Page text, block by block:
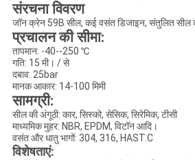
संरचना विवरण
जॉन क्रेन 59B सील, कई वसंत डिजाइन, संतुलित सील
प्रचालन की सीमा:
तापमान: -40--250 ℃
गति: 15 मी। / से
दबाव: 25bar
मानक आकार: 14-100 मिमी
सामग्री:
सील की अंगूठी: कार, सिस्को, सेसिक, सिरेमिक, टीसी
माध्यमिक मुहर: NBR, EPDM, विटॉन आदि।
वसंत और धातु भागों: 304, 316, HAST.C
विशेषताएं: